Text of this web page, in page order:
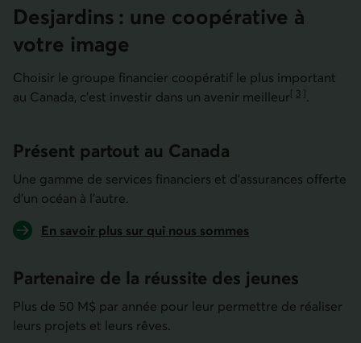
Desjardins : une coopérative à
votre image
Choisir le groupe financier coopératif le plus important
au Canada, c’est investir dans un avenir meilleur[ 3 ]
Aller à la note
.
Présent partout au Canada
Une gamme de services financiers et d’assurances offerte
d’un océan à l’autre.
En savoir plus sur qui nous sommes
Partenaire de la réussite des jeunes
Plus de 50 M$ par année pour leur permettre de réaliser
leurs projets et leurs rêves.